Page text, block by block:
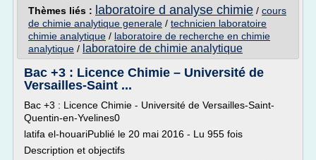
Thèmes liés : laboratoire d analyse chimie / cours
de chimie analytique generale / technicien laboratoire
chimie analytique / laboratoire de recherche en chimie
analytique / laboratoire de chimie analytique
Bac +3 : Licence Chimie – Université de
Versailles-Saint ...
Bac +3 : Licence Chimie - Université de Versailles-Saint-
Quentin-en-Yvelines0
latifa el-houariPublié le 20 mai 2016 - Lu 955 fois
Description et objectifs